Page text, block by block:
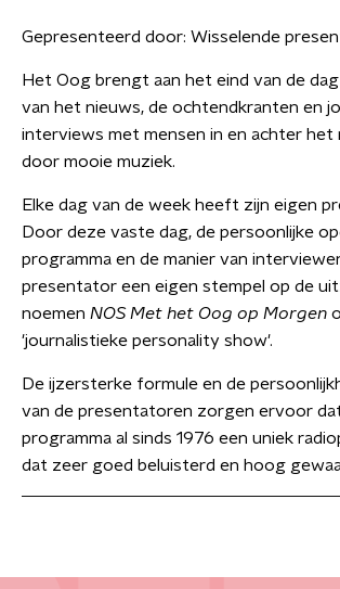
Gepresenteerd door: Wisselende
Het Oog brengt aan het eind van de
van het nieuws, de ochtendkranten en
interviews met mensen in en achter het
door mooie muziek.
Elke dag van de week heeft zijn eigen
Door deze vaste dag, de persoonlijke
programma en de manier van
presentator een eigen stempel op de
noemen NOS Met het Oog op Morgen
'journalistieke personality show'.
De ijzersterke formule en de
van de presentatoren zorgen ervoor
programma al sinds 1976 een uniek
dat zeer goed beluisterd en hoog